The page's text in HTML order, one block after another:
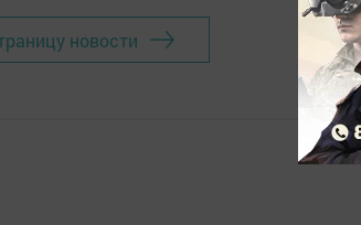
новости